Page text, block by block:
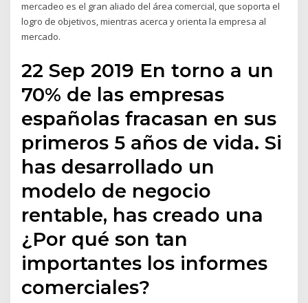
mercadeo es el gran aliado del área comercial, que soporta el
logro de objetivos, mientras acerca y orienta la empresa al
mercado.
22 Sep 2019 En torno a un
70% de las empresas
españolas fracasan en sus
primeros 5 años de vida. Si
has desarrollado un
modelo de negocio
rentable, has creado una
¿Por qué son tan
importantes los informes
comerciales?